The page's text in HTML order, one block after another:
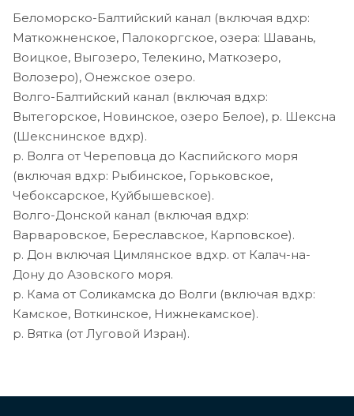
Беломорско-Балтийский канал (включая вдхр:
Маткожненское, Палокоргское, озера: Шавань,
Воицкое, Выгозеро, Телекино, Маткозеро,
Волозеро), Онежское озеро.
Волго-Балтийский канал (включая вдхр:
Вытегорское, Новинское, озеро Белое), р. Шексна
(Шекснинское вдхр).
р. Волга от Череповца до Каспийского моря
(включая вдхр: Рыбинское, Горьковское,
Чебоксарское, Куйбышевское).
Волго-Донской канал (включая вдхр:
Варваровское, Береславское, Карповское).
р. Дон включая Цимлянское вдхр. от Калач-на-
Дону до Азовского моря.
р. Кама от Соликамска до Волги (включая вдхр:
Камское, Воткинское, Нижнекамское).
р. Вятка (от Луговой Изран).